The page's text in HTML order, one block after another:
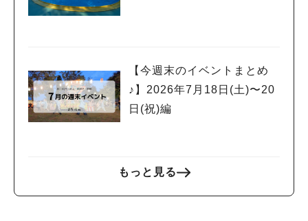
【今週末のイベントまとめ
♪】2026年7月18日(土)〜20
日(祝)編
もっと見る